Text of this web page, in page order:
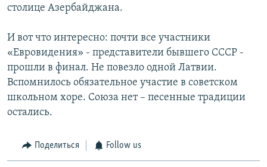
столице Азербайджана.
И вот что интересно: почти все участники
«Евровидения» - представители бывшего СССР -
прошли в финал. Не повезло одной Латвии.
Вспомнилось обязательное участие в советском
школьном хоре. Союза нет – песенные традиции
остались.
Поделиться Follow us